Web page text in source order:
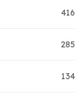
416
285
134